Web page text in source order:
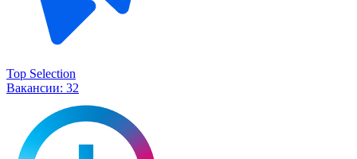
Top Selection
Вакансии: 32